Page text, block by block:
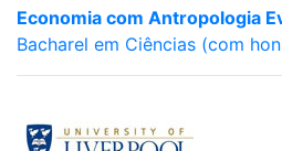
Economia com Antropologia
Bacharel em Ciências (com